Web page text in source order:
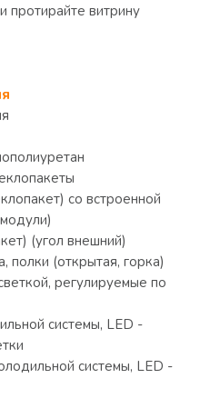
протирайте витрину
со встроенной
(угол внешний)
полки (открытая, горка)
регулируемые по
системы, LED -
системы, LED -